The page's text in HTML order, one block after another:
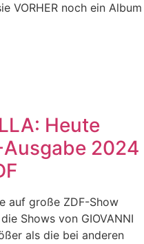
VORHER noch ein Album
Heute
2024
auf große ZDF-Show
Shows von GIOVANNI
als die bei anderen